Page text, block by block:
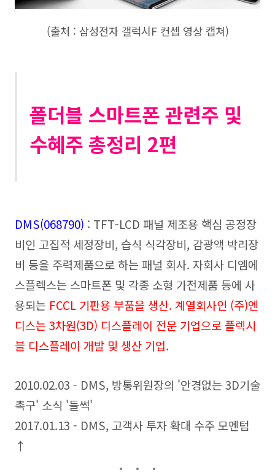
(출처 : 삼성전자 갤럭시F 컨셉 영상 캡쳐)
폴더블 스마트폰 관련주 및
수혜주 총정리 2편
DMS(068790) : TFT-LCD 패널 제조용 핵심 공정장
비인 고집적 세정장비, 습식 식각장비, 감광액 박리장
비 등을 주력제품으로 하는 패널 회사. 자회사 디엠에
스플렉스는 스마트폰 및 각종 소형 가전제품 등에 사
용되는 FCCL 기판용 부품을 생산. 계열회사인 (주)엔
디스는 3차원(3D) 디스플레이 전문 기업으로 플렉시
블 디스플레이 개발 및 생산 기업.
2010.02.03 - DMS, 방통위원장의 '안경없는 3D기술
촉구' 소식 '들썩'
2017.01.13 - DMS, 고객사 투자 확대 수주 모멘텀
↑